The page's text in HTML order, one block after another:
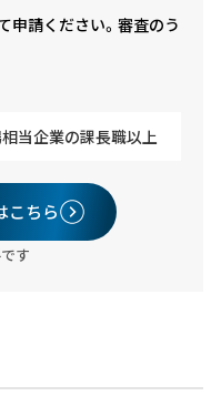
申請ください。審査のう
当企業の課長職以上
こちら
す